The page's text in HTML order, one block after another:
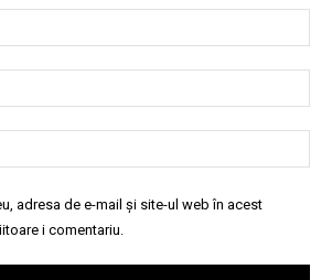
adresa de e-mail și site-ul web în acest
i comentariu.